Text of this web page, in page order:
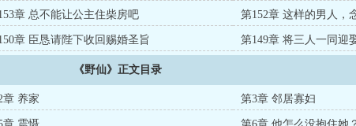
章 总不能让公主住柴房吧 第152章 这样的男人，
章 臣恳请陛下收回赐婚圣旨 第149章 将三人一同迎
《野仙》正文目录
章 养家 第3章 邻居寡妇